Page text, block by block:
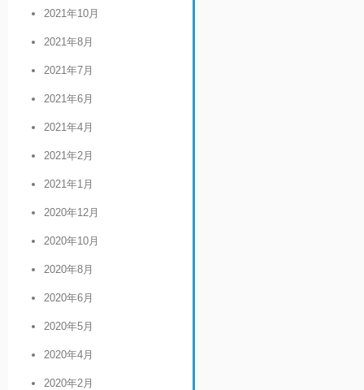
2021年10月
2021年8月
2021年7月
2021年6月
2021年4月
2021年2月
2021年1月
2020年12月
2020年10月
2020年8月
2020年6月
2020年5月
2020年4月
2020年2月